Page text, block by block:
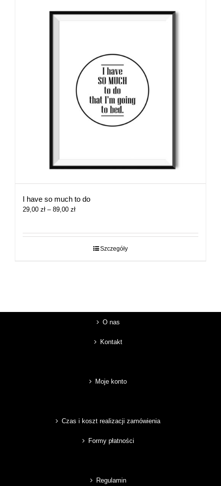
I have so much to do
29,00 zł – 89,00 złZakres
29,00 zł
Szczegóły
O nas
Kontakt
Moje konto
Czas i koszt realizacji zamówienia
Formy płatności
Regulamin